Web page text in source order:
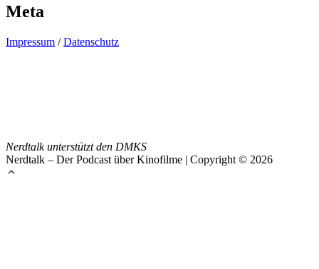
Meta
Impressum /Datenschutz
Nerdtalk unterstützt den DMKS
Nerdtalk – Der Podcast über Kinofilme | Copyright © 2026